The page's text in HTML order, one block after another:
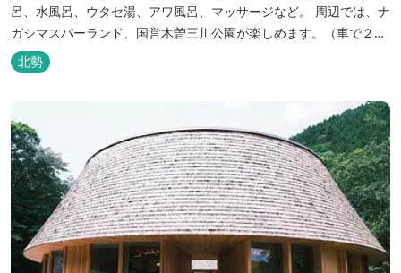
呂、水風呂、ウタセ湯、アワ風呂、マッサージなど。 周辺では、ナ
ガシマスパーランド、国営木曽三川公園が楽しめます。（車で２０
分）
北勢